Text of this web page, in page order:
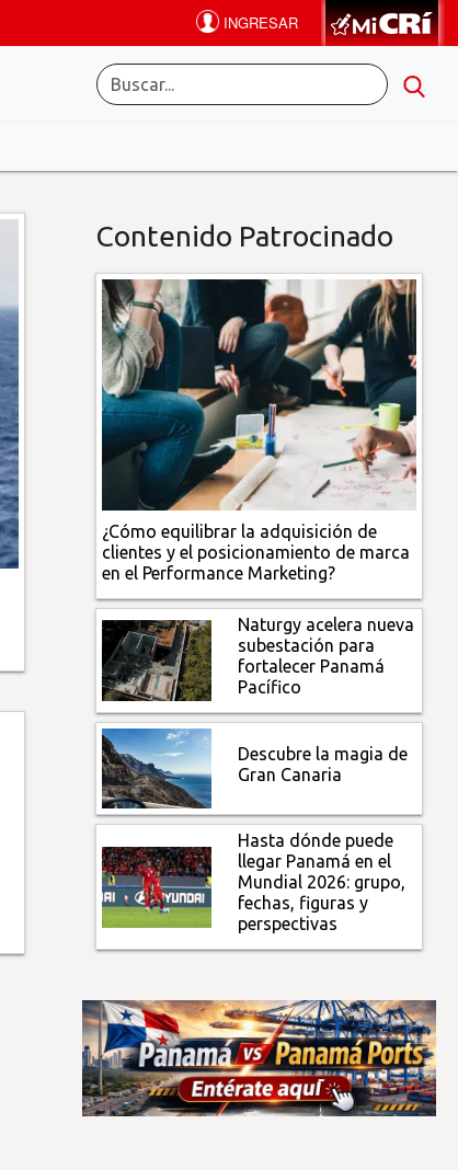
Contenido Patrocinado
¿Cómo equilibrar la adquisición de
clientes y el posicionamiento de marca
en el Performance Marketing?
Naturgy acelera nueva
subestación para
fortalecer Panamá
Pacífico
Descubre la magia de
Gran Canaria
Hasta dónde puede
llegar Panamá en el
Mundial 2026: grupo,
fechas, figuras y
perspectivas